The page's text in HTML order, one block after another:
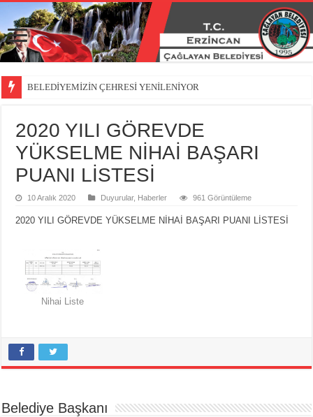
BELEDİYEMİZİN ÇEHRESİ YENİLENİYOR
2020 YILI GÖREVDE
YÜKSELME NİHAİ BAŞARI
PUANI LİSTESİ
10 Aralık 2020 Duyurular, Haberler 961 Görüntüleme
2020 YILI GÖREVDE YÜKSELME NİHAİ BAŞARI PUANI LİSTESİ
Nihai Liste
Belediye Başkanı